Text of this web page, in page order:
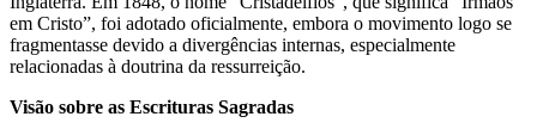
em Cristo”, foi adotado oficialmente, embora o movimento logo se
fragmentasse devido a divergências internas, especialmente
relacionadas à doutrina da ressurreição.
Visão sobre as Escrituras Sagradas